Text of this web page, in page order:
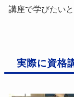
講座で学びたい
実際に資格